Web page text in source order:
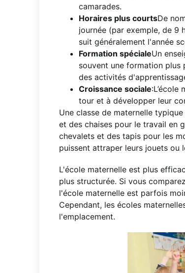
camarades.
Horaires plus courtsDe
journée (par exemple, de 9
suit généralement l'année
Formation spécialeUn
souvent une formation plus
des activités
Croissance sociale
tour et à développer leur
Une classe de maternelle
et des chaises pour le travail en
chevalets et des tapis pour les
puissent attraper leurs jouets ou
L'école maternelle est plus
plus structurée. Si vous
l'école maternelle est parfois
Cependant, les écoles
l'emplacement.